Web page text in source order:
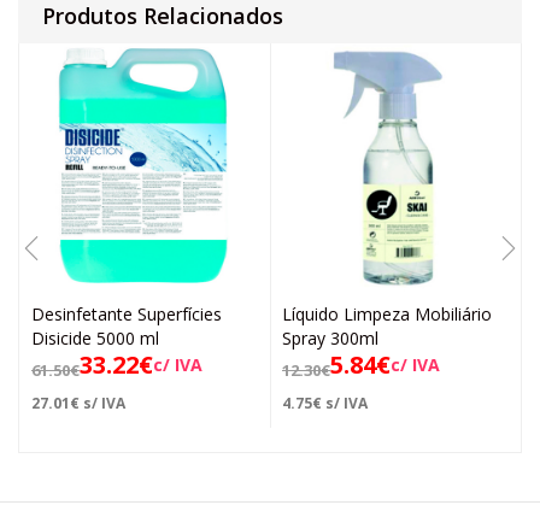
Produtos Relacionados
Desinfetante Superfícies
Disicide 5000 ml
61.50€33.22€c/ IVA
27.01€ s/ IVA
Líquido Limpeza Mobiliário
Spray 300ml
12.30€5.84€c/ IVA
4.75€ s/ IVA